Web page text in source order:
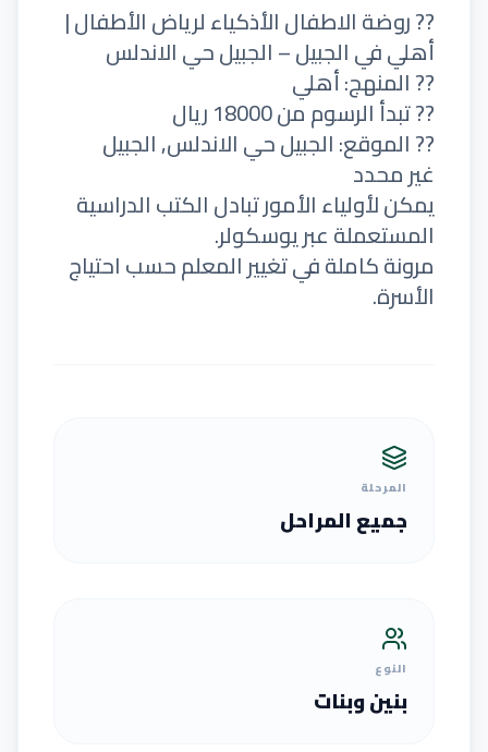
?? روضة الاطفال الأذكياء لرياض الأطفال |
أهلي في الجبيل – الجبيل حي الاندلس
?? المنهج: أهلي
?? تبدأ الرسوم من 18000 ريال
?? الموقع: الجبيل حي الاندلس, الجبيل
غير محدد
يمكن لأولياء الأمور تبادل الكتب الدراسية
المستعملة عبر يوسكولر.
مرونة كاملة في تغيير المعلم حسب احتياج
الأسرة.
المرحلة
جميع المراحل
النوع
بنين وبنات